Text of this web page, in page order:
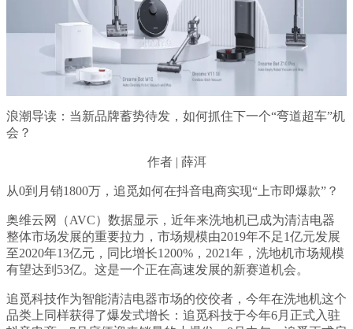
浪潮导读：当新品牌蓄势待发，如何抓住下一个“弯道超车”机
会？
作者 | 薛洱
从0到月销1800万，追觅如何在抖音电商实现“上市即爆款”？
奥维云网（AVC）数据显示，近年来洗地机已成为清洁电器
整体市场发展的重要拉力，市场规模由2019年不足1亿元发展
至2020年13亿元，同比增长1200%，2021年，洗地机市场规模
有望达到53亿。这是一个正在高速发展的新赛道机会。
追觅科技作为智能清洁电器市场的佼佼者，今年在洗地机这个
品类上同样获得了爆发式增长：追觅科技于今年6月正式入驻